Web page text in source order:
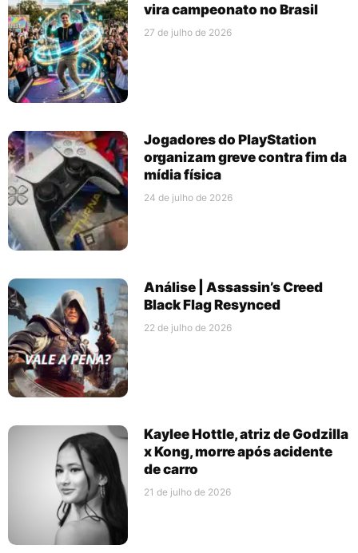
vira campeonato no Brasil
27 de julho de 2026
Jogadores do PlayStation
organizam greve contra fim da
mídia física
24 de julho de 2026
Análise | Assassin’s Creed
Black Flag Resynced
22 de julho de 2026
Kaylee Hottle, atriz de Godzilla
x Kong, morre após acidente
de carro
21 de julho de 2026